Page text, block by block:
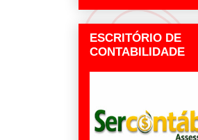
ESCRITÓRIO DE
CONTABILIDADE